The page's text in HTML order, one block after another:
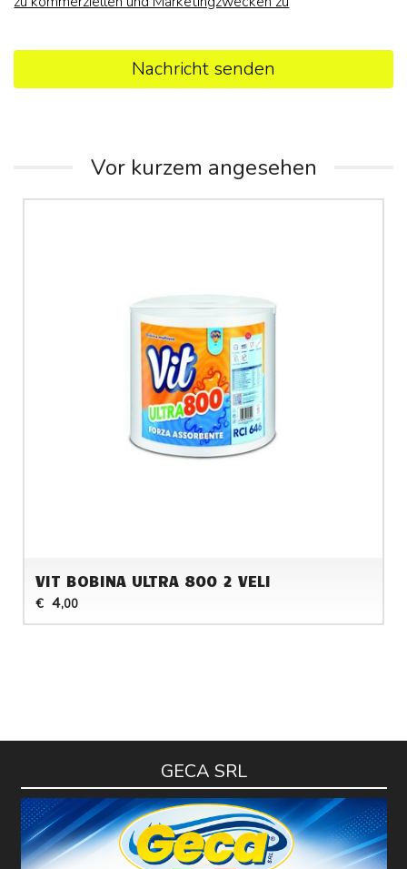
Nachricht senden
Vor kurzem angesehen
VIT BOBINA ULTRA 800 2 VELI
€ 4,00
GECA SRL